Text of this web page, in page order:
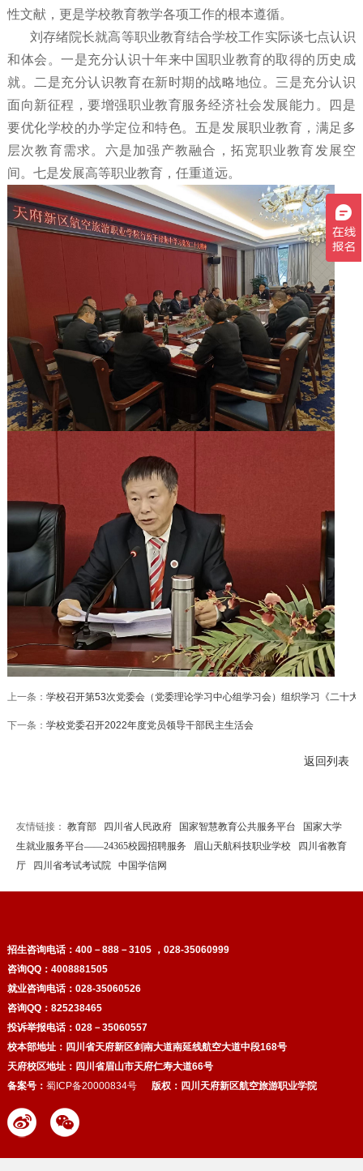
性文献，更是学校教育教学各项工作的根本遵循。
刘存绪院长就高等职业教育结合学校工作实际谈七点认识
和体会。一是充分认识十年来中国职业教育的取得的历史成
就。二是充分认识教育在新时期的战略地位。三是充分认识
面向新征程，要增强职业教育服务经济社会发展能力。四是
要优化学校的办学定位和特色。五是发展职业教育，满足多
层次教育需求。六是加强产教融合，拓宽职业教育发展空
间。七是发展高等职业教育，任重道远。
上一条： 学校召开第53次党委会（党委理论学习中心组学习会）组织学习《二十
下一条： 学校党委召开2022年度党员领导干部民主生活会
返回列表
友情链接： 教育部 四川省人民政府 国家智慧教育公共服务平台
国家大学
生就业服务平台——24365校园招聘服务
眉山天航科技职业学校
四川省教育
厅
四川省考试考试院 中国学信网
招生咨询电话： 400－888－3105 ，028-35060999
咨询QQ：4008881505
就业咨询电话：028-35060526
咨询QQ：825238465
投诉举报电话：028－35060557
校本部地址：四川省天府新区剑南大道南延线航空大道中段168号
天府校区地址：四川省眉山市天府仁寿大道66号
备案号： 蜀ICP备20000834号 版权： 四川天府新区航空旅游职业学院